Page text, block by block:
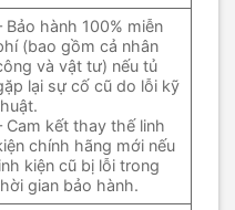
Bảo hành 100% miễn
(bao gồm cả nhân
và vật tư) nếu tủ
lại sự cố cũ do lỗi kỹ
Cam kết thay thế linh
chính hãng mới nếu
kiện cũ bị lỗi trong
gian bảo hành.